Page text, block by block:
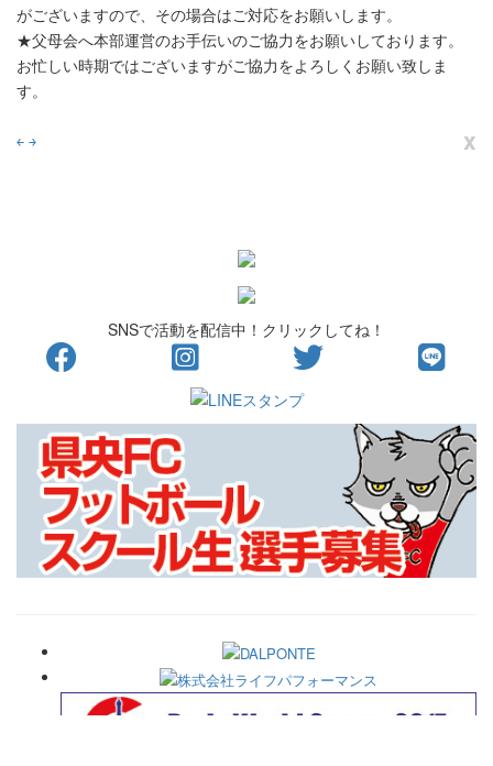
がございますので、その場合はご対応をお願いします。
★父母会へ本部運営のお手伝いのご協力をお願いしております。
お忙しい時期ではございますがご協力をよろしくお願い致しま
す。
￩ ￫ x
SNSで活動を配信中！クリックしてね！